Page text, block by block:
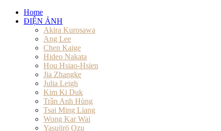
Home
ĐIỆN ẢNH
Akira Kurosawa
Ang Lee
Chen Kaige
Hideo Nakata
Hou Hsiao-Hsien
Jia Zhangke
Julia Leigh
Kim Ki Duk
Trần Anh Hùng
Tsai Ming Liang
Wong Kar Wai
Yasujirō Ozu